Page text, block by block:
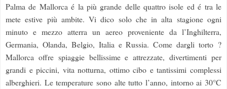
Palma de Mallorca é la più grande delle quattro isole ed é tra le
mete estive più ambite. Vi dico solo che in alta stagione ogni
minuto e mezzo atterra un aereo proveniente da l’Inghilterra,
Germania, Olanda, Belgio, Italia e Russia. Come dargli torto ?
Mallorca offre spiaggie bellissime e attrezzate, divertimenti per
grandi e piccini, vita notturna, ottimo cibo e tantissimi complessi
alberghieri. Le temperature sono alte tutto l’anno, intorno ai 30°C